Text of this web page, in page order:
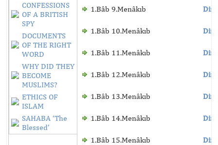
CONFESSIONS
OF A BRITISH
SPY
DOCUMENTS
OF THE RIGHT
WORD
WHY DID THEY
BECOME
MUSLIMS?
ETHICS OF
ISLAM
SAHABA ‘The
Blessed’
1.Bâb 9.Menâkıb
1.Bâb 10.Menâkıb
1.Bâb 11.Menâkıb
1.Bâb 12.Menâkıb
1.Bâb 13.Menâkıb
1.Bâb 14.Menâkıb
1.Bâb 15.Menâkıb